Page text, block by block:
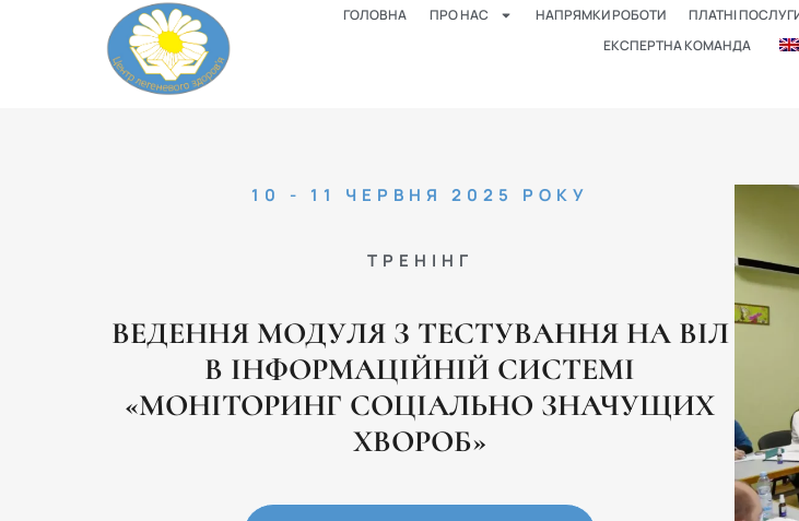
ГОЛОВНА ПРО НАС НАПРЯМКИ РОБОТИ ПЛАТНІ
ЕКСПЕРТНА КОМАНДА
10 - 11 ЧЕРВНЯ 2025 РОКУ
ТРЕНІНГ
ВЕДЕННЯ МОДУЛЯ З ТЕСТУВАННЯ НА ВІЛ
В ІНФОРМАЦІЙНІЙ СИСТЕМІ
«МОНІТОРИНГ СОЦІАЛЬНО ЗНАЧУЩИХ
ХВОРОБ»